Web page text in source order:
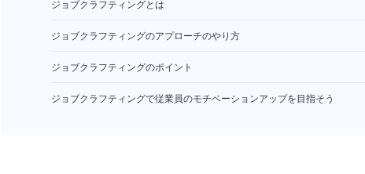
ジョブクラフティングとは
ジョブクラフティングのアプローチのやり方
ジョブクラフティングのポイント
ジョブクラフティングで従業員のモチベーションアップを目指そう